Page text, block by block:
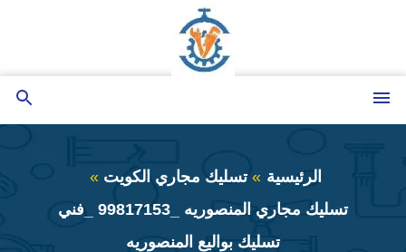
المحتوى
الرئيسية
تسليك مجاري الكويت
تسليك مجاري المنصوريه _99817153 _فني
تسليك بواليع المنصوريه